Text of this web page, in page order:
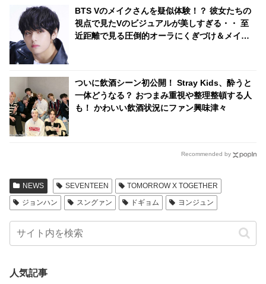
BTS Vのメイクさんを疑似体験！？ 彼女たちの
視点で見たVのビジュアルが美しすぎる・・ 至
近距離で見る圧倒的オーラにくぎづけ＆メイク
ついに飲酒シーン初公開！ Stray Kids、酔うと
一体どうなる？ おつまみ重視や整理整頓する人
も！ かわいい飲酒状況にファン興味津々
Recommended by
NEWS SEVENTEEN
TOMORROW X TOGETHER
ジョンハン
スングァン ドギョム ヨンジュン
人気記事